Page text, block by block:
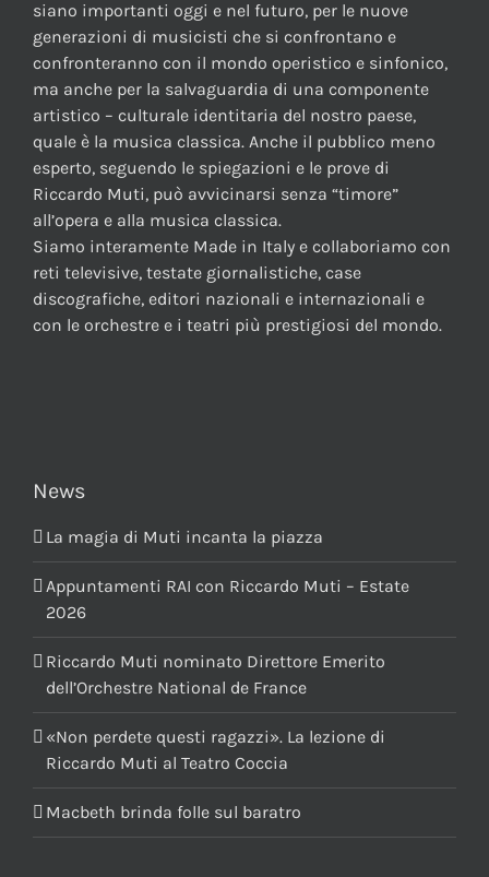
siano importanti oggi e nel futuro, per le nuove
generazioni di musicisti che si confrontano e
confronteranno con il mondo operistico e sinfonico,
ma anche per la salvaguardia di una componente
artistico – culturale identitaria del nostro paese,
quale è la musica classica. Anche il pubblico meno
esperto, seguendo le spiegazioni e le prove di
Riccardo Muti, può avvicinarsi senza “timore”
all’opera e alla musica classica.
Siamo interamente Made in Italy e collaboriamo con
reti televisive, testate giornalistiche, case
discografiche, editori nazionali e internazionali e
con le orchestre e i teatri più prestigiosi del mondo.
News
La magia di Muti incanta la piazza
Appuntamenti RAI con Riccardo Muti – Estate
2026
Riccardo Muti nominato Direttore Emerito
dell’Orchestre National de France
«Non perdete questi ragazzi». La lezione di
Riccardo Muti al Teatro Coccia
Macbeth brinda folle sul baratro